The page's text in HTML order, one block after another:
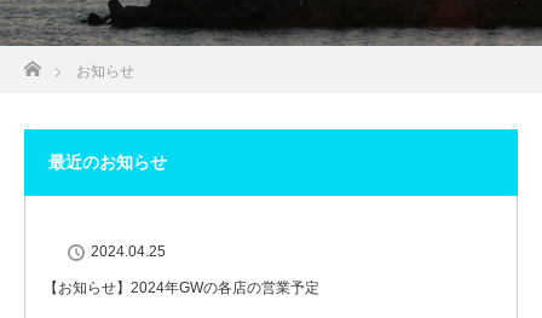
ホーム
お知らせ
最近のお知らせ
2024.04.25
【お知らせ】2024年GWの各店の営業予定